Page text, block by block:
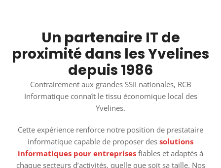
Un partenaire IT de
proximité dans les Yvelines
depuis 1986
Contrairement aux grandes SSII nationales, RCB
Informatique connaît le tissu économique local des
Yvelines.
Cette expérience renforce notre position de prestataire
informatique capable de proposer des solutions
informatiques pour entreprises fiables et adaptés à
chaque secteurs d’activités, quelle que soit sa taille. Nos